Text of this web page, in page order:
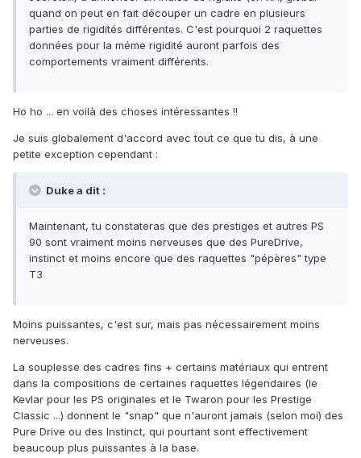
quand on peut en fait découper un cadre en plusieurs
parties de rigidités différentes. C'est pourquoi 2 raquettes
données pour la méme rigidité auront parfois des
comportements vraiment différents.
Ho ho ... en voilà des choses intéressantes !!
Je suis globalement d'accord avec tout ce que tu dis, à une
petite exception cependant :
Duke a dit :
Maintenant, tu constateras que des prestiges et autres PS
90 sont vraiment moins nerveuses que des PureDrive,
instinct et moins encore que des raquettes "pépères" type
T3
Moins puissantes, c'est sur, mais pas nécessairement moins
nerveuses.
La souplesse des cadres fins + certains matériaux qui entrent
dans la compositions de certaines raquettes légendaires (le
Kevlar pour les PS originales et le Twaron pour les Prestige
Classic ...) donnent le "snap" que n'auront jamais (selon moi) des
Pure Drive ou des Instinct, qui pourtant sont effectivement
beaucoup plus puissantes à la base.